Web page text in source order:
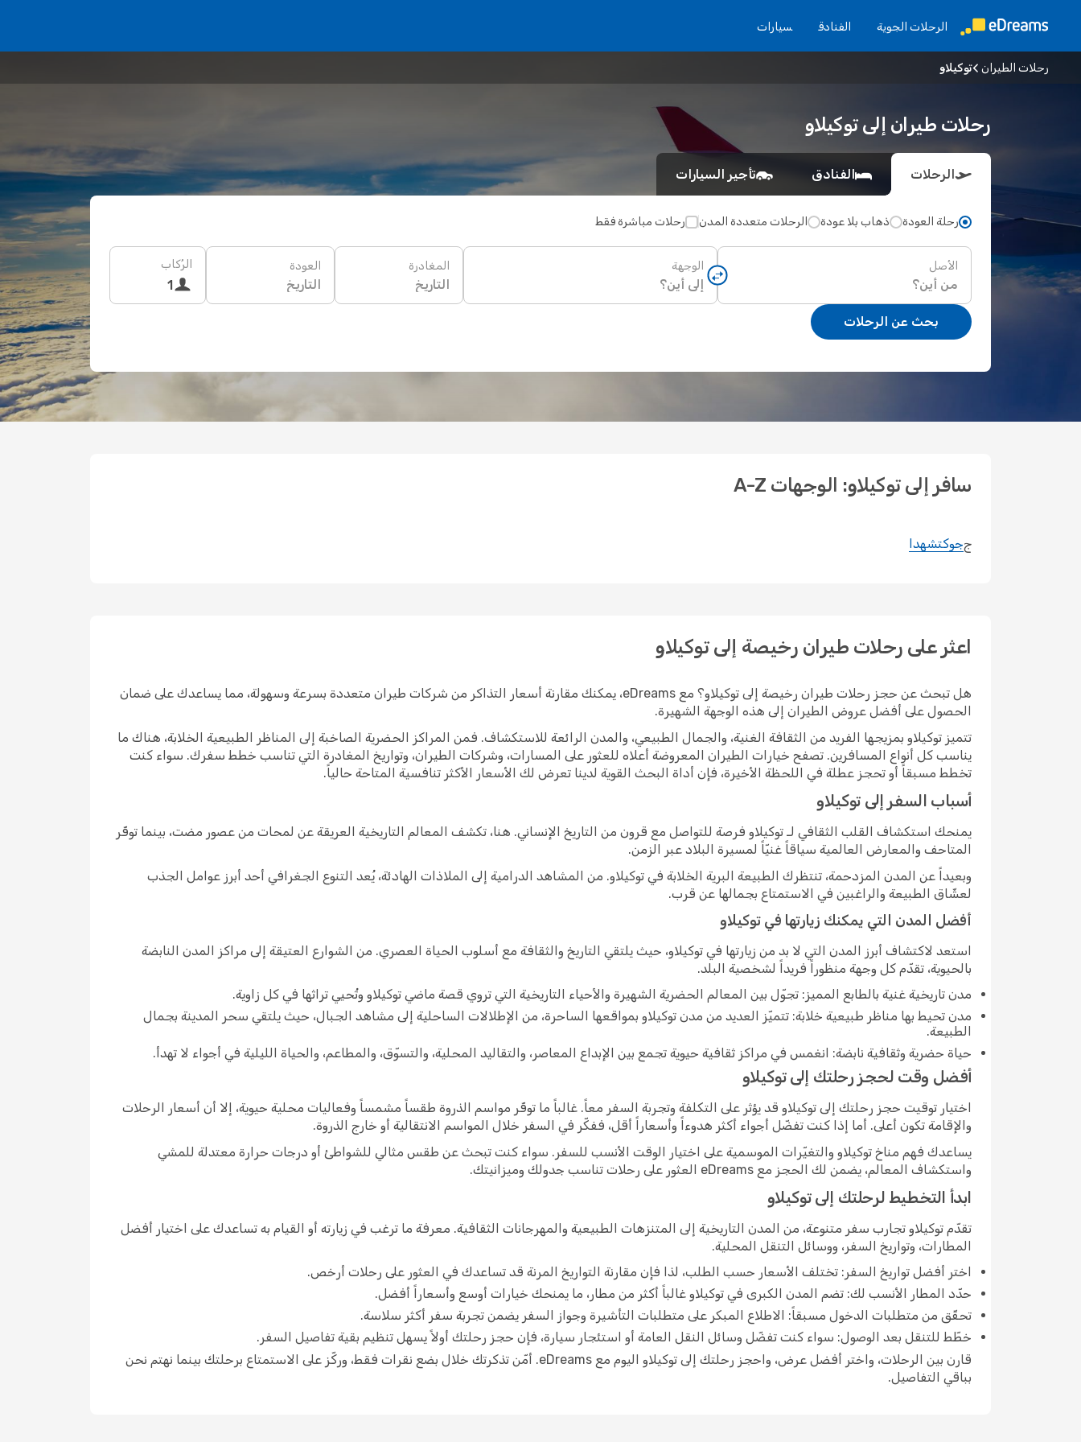
الرحلات الجوية الفنادق سيارات
رحلات الطيران توكيلاو
رحلات طيران إلى توكيلاو
الرحلات الفنادق تأجير السيارات
رحلة العودة ذهاب بلا عودة الرحلات متعددة المدن رحلات مباشرة فقط
الأصل الوجهة المغادرة
التاريخ
العودة
التاريخ
الرُكاب
1
بحث عن الرحلات
سافر إلى توكيلاو: الوجهات A-Z
ججوكتشهدا
اعثر على رحلات طيران رخيصة إلى توكيلاو
هل تبحث عن حجز رحلات طيران رخيصة إلى توكيلاو؟ مع eDreams، يمكنك مقارنة أسعار التذاكر من شركات طيران متعددة بسرعة وسهولة، مما يساعدك على ضمان
الحصول على أفضل عروض الطيران إلى هذه الوجهة الشهيرة.
تتميز توكيلاو بمزيجها الفريد من الثقافة الغنية، والجمال الطبيعي، والمدن الرائعة للاستكشاف. فمن المراكز الحضرية الصاخبة إلى المناظر الطبيعية الخلابة، هناك ما
يناسب كل أنواع المسافرين. تصفح خيارات الطيران المعروضة أعلاه للعثور على المسارات، وشركات الطيران، وتواريخ المغادرة التي تناسب خطط سفرك. سواء كنت
تخطط مسبقاً أو تحجز عطلة في اللحظة الأخيرة، فإن أداة البحث القوية لدينا تعرض لك الأسعار الأكثر تنافسية المتاحة حالياً.
أسباب السفر إلى توكيلاو
يمنحك استكشاف القلب الثقافي لـ توكيلاو فرصة للتواصل مع قرون من التاريخ الإنساني. هنا، تكشف المعالم التاريخية العريقة عن لمحات من عصور مضت، بينما توفّر
المتاحف والمعارض العالمية سياقاً غنيّاً لمسيرة البلاد عبر الزمن.
وبعيداً عن المدن المزدحمة، تنتظرك الطبيعة البرية الخلابة في توكيلاو. من المشاهد الدرامية إلى الملاذات الهادئة، يُعد التنوع الجغرافي أحد أبرز عوامل الجذب
لعشّاق الطبيعة والراغبين في الاستمتاع بجمالها عن قرب.
أفضل المدن التي يمكنك زيارتها في توكيلاو
استعد لاكتشاف أبرز المدن التي لا بد من زيارتها في توكيلاو، حيث يلتقي التاريخ والثقافة مع أسلوب الحياة العصري. من الشوارع العتيقة إلى مراكز المدن النابضة
بالحيوية، تقدّم كل وجهة منظوراً فريداً لشخصية البلد.
مدن تاريخية غنية بالطابع المميز: تجوّل بين المعالم الحضرية الشهيرة والأحياء التاريخية التي تروي قصة ماضي توكيلاو وتُحيي تراثها في كل زاوية.
مدن تحيط بها مناظر طبيعية خلابة: تتميّز العديد من مدن توكيلاو بمواقعها الساحرة، من الإطلالات الساحلية إلى مشاهد الجبال، حيث يلتقي سحر المدينة بجمال
الطبيعة.
حياة حضرية وثقافية نابضة: انغمس في مراكز ثقافية حيوية تجمع بين الإبداع المعاصر، والتقاليد المحلية، والتسوّق، والمطاعم، والحياة الليلية في أجواء لا تهدأ.
أفضل وقت لحجز رحلتك إلى توكيلاو
اختيار توقيت حجز رحلتك إلى توكيلاو قد يؤثر على التكلفة وتجربة السفر معاً. غالباً ما توفّر مواسم الذروة طقساً مشمساً وفعاليات محلية حيوية، إلا أن أسعار الرحلات
والإقامة تكون أعلى. أما إذا كنت تفضّل أجواء أكثر هدوءاً وأسعاراً أقل، ففكّر في السفر خلال المواسم الانتقالية أو خارج الذروة.
يساعدك فهم مناخ توكيلاو والتغيّرات الموسمية على اختيار الوقت الأنسب للسفر. سواء كنت تبحث عن طقس مثالي للشواطئ أو درجات حرارة معتدلة للمشي
واستكشاف المعالم، يضمن لك الحجز مع eDreams العثور على رحلات تناسب جدولك وميزانيتك.
ابدأ التخطيط لرحلتك إلى توكيلاو
تقدّم توكيلاو تجارب سفر متنوعة، من المدن التاريخية إلى المتنزهات الطبيعية والمهرجانات الثقافية. معرفة ما ترغب في زيارته أو القيام به تساعدك على اختيار أفضل
المطارات، وتواريخ السفر، ووسائل التنقل المحلية.
اختر أفضل تواريخ السفر: تختلف الأسعار حسب الطلب، لذا فإن مقارنة التواريخ المرنة قد تساعدك في العثور على رحلات أرخص.
حدّد المطار الأنسب لك: تضم المدن الكبرى في توكيلاو غالباً أكثر من مطار، ما يمنحك خيارات أوسع وأسعاراً أفضل.
تحقّق من متطلبات الدخول مسبقاً: الاطلاع المبكر على متطلبات التأشيرة وجواز السفر يضمن تجربة سفر أكثر سلاسة.
خطّط للتنقل بعد الوصول: سواء كنت تفضّل وسائل النقل العامة أو استئجار سيارة، فإن حجز رحلتك أولاً يسهل تنظيم بقية تفاصيل السفر.
قارن بين الرحلات، واختر أفضل عرض، واحجز رحلتك إلى توكيلاو اليوم مع eDreams. أمّن تذكرتك خلال بضع نقرات فقط، وركّز على الاستمتاع برحلتك بينما نهتم نحن
بباقي التفاصيل.